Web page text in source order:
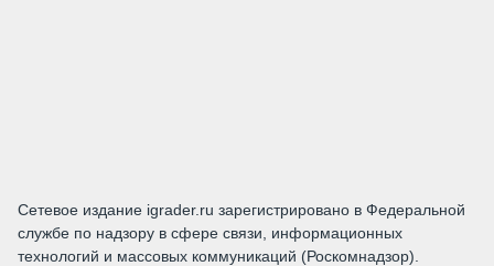
Сетевое издание igrader.ru зарегистрировано в Федеральной
службе по надзору в сфере связи, информационных
технологий и массовых коммуникаций (Роскомнадзор).